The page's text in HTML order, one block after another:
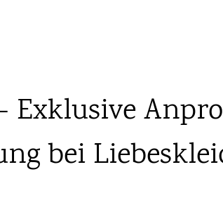
bei